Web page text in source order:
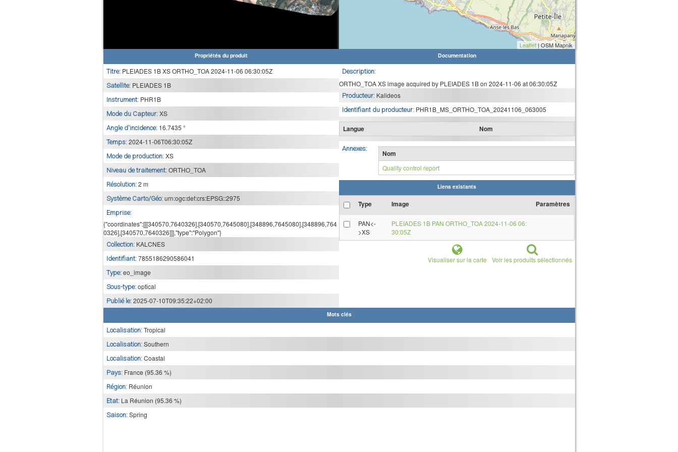
Leaflet| OSM Mapnik
Propriétés du produit
Titre: PLEIADES 1B XS ORTHO_TOA 2024-11-06 06:30:05Z
Satellite: PLEIADES 1B
Instrument: PHR1B
Mode du Capteur: XS
Angle d'incidence: 16.7435 °
Temps: 2024-11-06T06:30:05Z
Mode de production: XS
Niveau de traitement: ORTHO_TOA
Résolution: 2 m
Système Carto/Géo: urn:ogc:def:crs:EPSG::2975
Emprise:
{"coordinates":[[[340570,7640326],[340570,7645080],[348896,7645080],[348896,764
0326],[340570,7640326]]],"type":"Polygon"}
Collection: KALCNES
Identifiant: 7855186290586041
Type: eo_image
Sous-type: optical
Publié le: 2025-07-10T09:35:22+02:00
Documentation
Description:
ORTHO_TOA XS image acquired by PLEIADES 1B on 2024-11-06 at 06:30:05Z
Producteur: Kalideos
Identifiant du producteur: PHR1B_MS_ORTHO_TOA_20241106_063005
Langue Nom
Annexes:
Nom
Quality control report
Liens existants
Type Image Paramètres
PAN<-
>XS
PLEIADES 1B PAN ORTHO_TOA 2024-11-06 06:
30:05Z
Visualiser sur la carte Voir les produits sélectionnés
Mots clés
Localisation: Tropical
Localisation: Southern
Localisation: Coastal
Pays: France (95.36 %)
Région: Réunion
Etat: La Réunion (95.36 %)
Saison: Spring